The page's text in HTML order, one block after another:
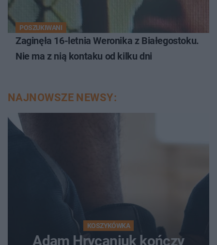
POSZUKIWANI
Zaginęła 16-letnia Weronika z Białegostoku.
Nie ma z nią kontaku od kilku dni
NAJNOWSZE NEWSY:
KOSZYKÓWKA
Adam Hrycaniuk kończy